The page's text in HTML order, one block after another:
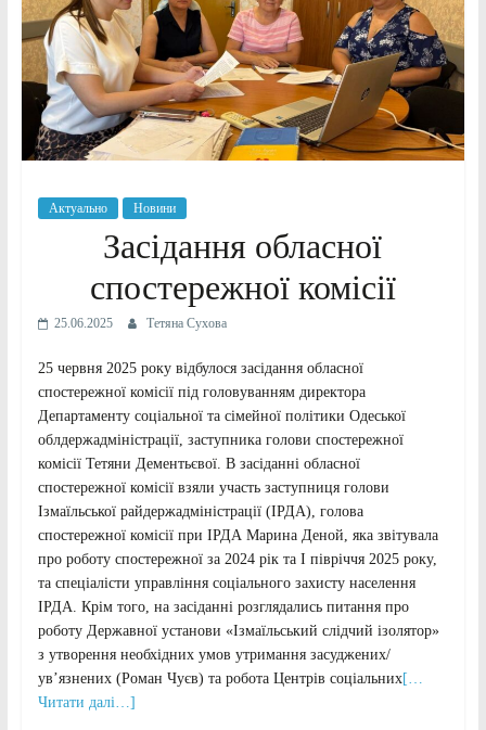
Актуально Новини
Засідання обласної
спостережної комісії
25.06.2025 Тетяна Сухова
25 червня 2025 року відбулося засідання обласної
спостережної комісії під головуванням директора
Департаменту соціальної та сімейної політики Одеської
облдержадміністрації, заступника голови спостережної
комісії Тетяни Дементьєвої. В засіданні обласної
спостережної комісії взяли участь заступниця голови
Ізмаїльської райдержадміністрації (ІРДА), голова
спостережної комісії при ІРДА Марина Деной, яка звітувала
про роботу спостережної за 2024 рік та І півріччя 2025 року,
та спеціалісти управління соціального захисту населення
ІРДА. Крім того, на засіданні розглядались питання про
роботу Державної установи «Ізмаїльський слідчий ізолятор»
з утворення необхідних умов утримання засуджених/
ув’язнених (Роман Чуєв) та робота Центрів соціальних[…
Читати далі…]